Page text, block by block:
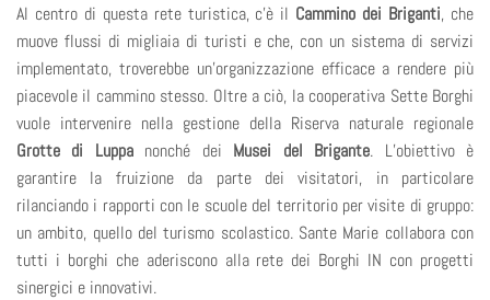
Al centro di questa rete turistica, c’è il Cammino dei Briganti, che
muove flussi di migliaia di turisti e che, con un sistema di servizi
implementato, troverebbe un’organizzazione efficace a rendere più
piacevole il cammino stesso. Oltre a ciò, la cooperativa Sette Borghi
vuole intervenire nella gestione della Riserva naturale regionale
Grotte di Luppanonché dei Musei del Brigante. L’obiettivo è
garantire la fruizione da parte dei visitatori, in particolare
rilanciando i rapporti con le scuole del territorio per visite di gruppo:
un ambito, quello del turismo scolastico. Sante Marie collabora con
tutti i borghi che aderiscono alla rete dei Borghi IN con progetti
sinergici e innovativi.